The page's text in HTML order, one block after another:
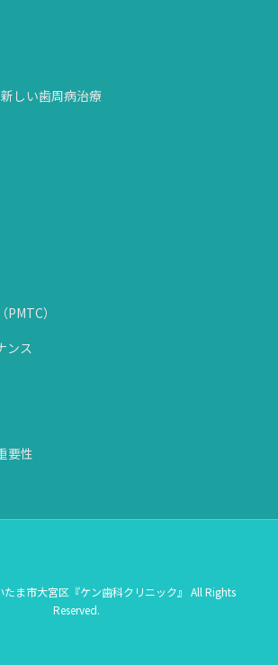
しい歯周病治療
）
ンス
要性
ま市大宮区『ケン歯科クリニック』 All Rights
Reserved.